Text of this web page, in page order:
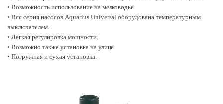
• Возможность использование на мелководье.
• Вся серия насосов Aquarius Universal оборудована температурным
выключателем.
• Легкая регулировка мощности.
• Возможно также установка на улице.
• Погружная и сухая установка.